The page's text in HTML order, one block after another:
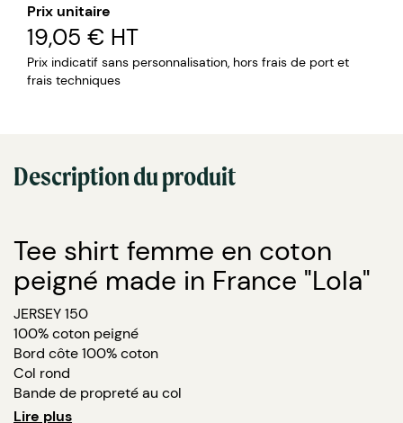
Prix unitaire
19,05 € HT
Prix indicatif sans personnalisation, hors frais de port et
frais techniques
Description du produit
Tee shirt femme en coton
peigné made in France "Lola"
JERSEY 150
100% coton peigné
Bord côte 100% coton
Col rond
Bande de propreté au col
Coupé cousu
Lire plus